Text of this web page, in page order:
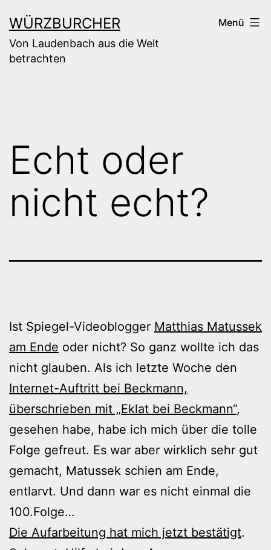
Inhalt
springen
WÜRZBURCHER
Von Laudenbach aus die Welt
betrachten
Menü
Echt oder
nicht echt?
Ist Spiegel-Videoblogger Matthias Matussek
am Ende oder nicht? So ganz wollte ich das
nicht glauben. Als ich letzte Woche den
Internet-Auftritt bei Beckmann,
überschrieben mit „Eklat bei Beckmann“,
gesehen habe, habe ich mich über die tolle
Folge gefreut. Es war aber wirklich sehr gut
gemacht, Matussek schien am Ende,
entlarvt. Und dann war es nicht einmal die
100.Folge…
Die Aufarbeitung hat mich jetzt bestätigt.